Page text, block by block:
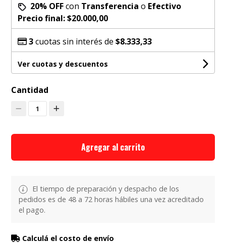
20% OFFcon Transferencia o Efectivo
Precio final:$20.000,00
3cuotas sin interés de$8.333,33
Ver cuotas y descuentos
Cantidad
1
Agregar al carrito
El tiempo de preparación y despacho de los
pedidos es de 48 a 72 horas hábiles una vez acreditado
el pago.
Calculá el costo de envío